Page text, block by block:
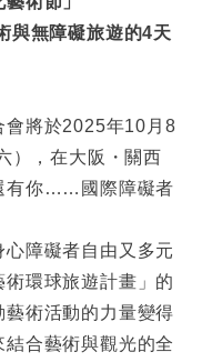
與無障礙旅遊的4天
會將於2025年10月8
），在大阪・關西
有你……國際障礙者
障礙者自由又多元
環球旅遊計畫」的
術活動的力量變得
合藝術與觀光的全